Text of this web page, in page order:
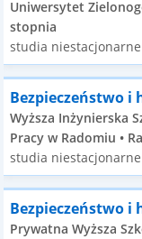
Uniwersytet
stopnia
studia
Bezpieczeństwo i
Wyższa Inżynierska
Pracy w Radomiu •
studia
Bezpieczeństwo i
Prywatna Wyższa